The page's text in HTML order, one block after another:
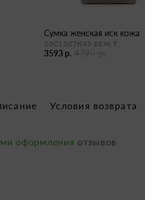
сумка женская иск кожа
23С1307К45 БЕЖ Т.
3593 р.
Условия возврата
оформления отзывов